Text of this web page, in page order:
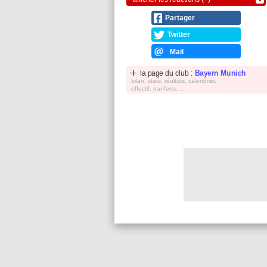
Partager
Twitter
Mail
la page du club : Bayern Munich
bilan, stats, réultats, calendrier,
effectif, tranferts, ...